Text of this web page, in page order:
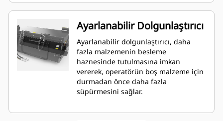
Ayarlanabilir Dolgunlaştırıcı
Ayarlanabilir dolgunlaştırıcı, daha
fazla malzemenin besleme
haznesinde tutulmasına imkan
vererek, operatörün boş malzeme için
durmadan önce daha fazla
süpürmesini sağlar.